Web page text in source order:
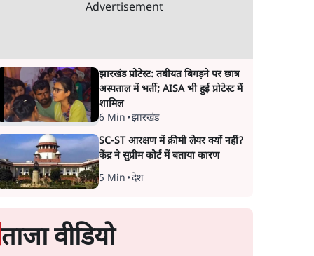
Advertisement
झारखंड प्रोटेस्ट: तबीयत बिगड़ने पर छात्र
अस्पताल में भर्ती; AISA भी हुई प्रोटेस्ट में
शामिल
6 Min •झारखंड
SC-ST आरक्षण में क्रीमी लेयर क्यों नहीं?
केंद्र ने सुप्रीम कोर्ट में बताया कारण
5 Min •देश
ताजा वीडियो